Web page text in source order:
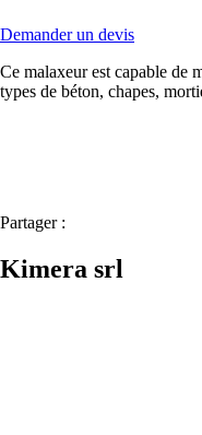
Demander un devis
Ce malaxeur est capable de
types de béton, chapes,
Partager :
Kimera srl